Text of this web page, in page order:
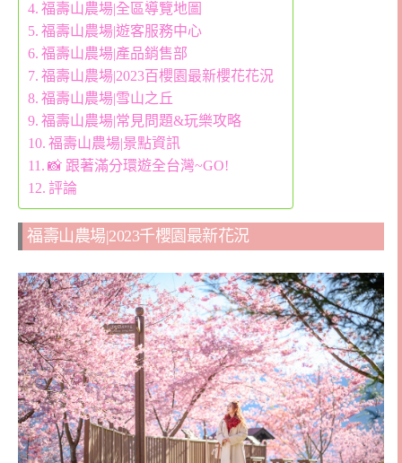
福壽山農場|全區導覽地圖
福壽山農場|遊客服務中心
福壽山農場|產品銷售部
福壽山農場|2023百櫻園最新櫻花花況
福壽山農場|雪山之丘
福壽山農場|常見問題&玩樂攻略
福壽山農場|景點資訊
📸 跟著滿分環遊全台灣~GO!
評論
福壽山農場|2023千櫻園最新花況